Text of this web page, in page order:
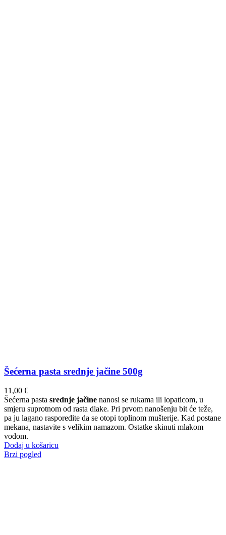
Šećerna pasta srednje jačine 500g
11,00 €
Šećerna pasta srednje jačine nanosi se rukama ili lopaticom, u
smjeru suprotnom od rasta dlake. Pri prvom nanošenju bit će teže,
pa ju lagano rasporedite da se otopi toplinom mušterije. Kad postane
mekana, nastavite s velikim namazom. Ostatke skinuti mlakom
vodom.
Dodaj u košaricu
Brzi pogled